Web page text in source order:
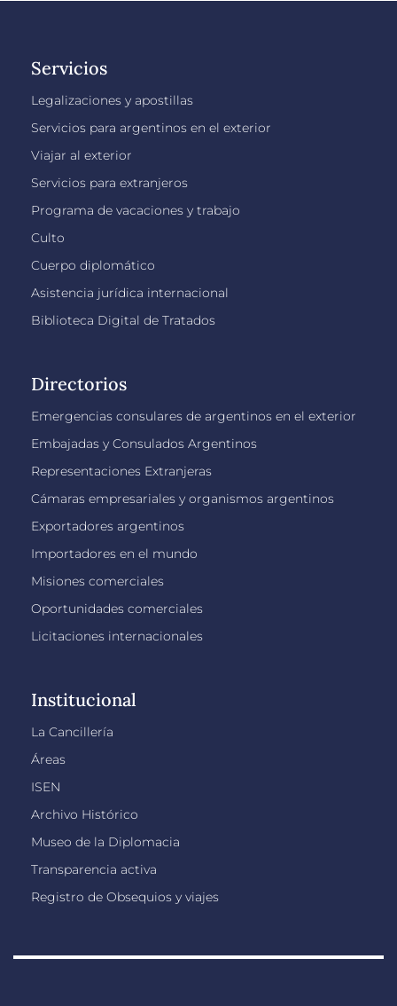
Servicios
Legalizaciones y apostillas
Servicios para argentinos en el exterior
Viajar al exterior
Servicios para extranjeros
Programa de vacaciones y trabajo
Culto
Cuerpo diplomático
Asistencia jurídica internacional
Biblioteca Digital de Tratados
Directorios
Emergencias consulares de argentinos en el exterior
Embajadas y Consulados Argentinos
Representaciones Extranjeras
Cámaras empresariales y organismos argentinos
Exportadores argentinos
Importadores en el mundo
Misiones comerciales
Oportunidades comerciales
Licitaciones internacionales
Institucional
La Cancillería
Áreas
ISEN
Archivo Histórico
Museo de la Diplomacia
Transparencia activa
Registro de Obsequios y viajes